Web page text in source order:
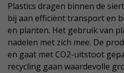
Plastics dragen binnen de
bij aan efficiënt transport en
en planten. Het gebruik van
nadelen met zich mee. De
en gaat met CO2-uitstoot
recycling gaan waardevolle